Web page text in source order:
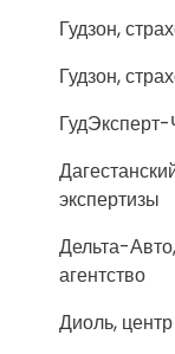
Гудзон,
Гудзон,
экспертизы
Дельта-
агентство
Диоль,